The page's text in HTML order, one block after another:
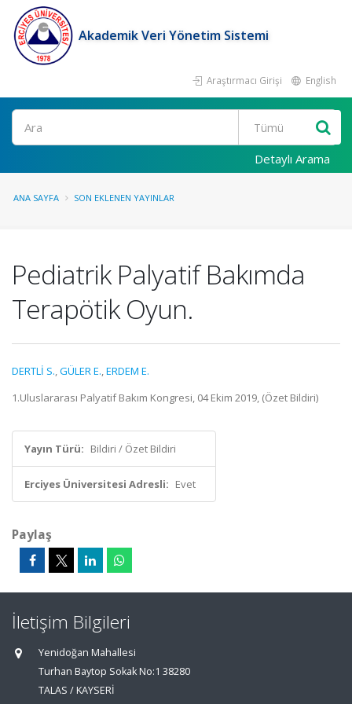
Akademik Veri Yönetim Sistemi
Araştırmacı Girişi English
Ara
Detaylı Arama
ANA SAYFA SON EKLENEN YAYINLAR
Pediatrik Palyatif Bakımda
Terapötik Oyun.
DERTLİ S.,GÜLER E.,ERDEM E.
1.Uluslararası Palyatif Bakım Kongresi, 04 Ekim 2019, (Özet Bildiri)
Yayın Türü: Bildiri / Özet Bildiri
Erciyes Üniversitesi Adresli: Evet
Paylaş
İletişim Bilgileri
Yenidoğan Mahallesi
Turhan Baytop Sokak No:1 38280
TALAS / KAYSERİ